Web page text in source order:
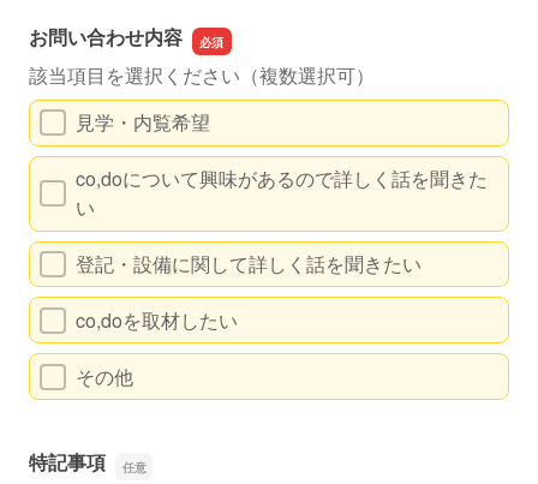
お問い合わせ内容
該当項目を選択ください（複数選択可）
見学・内覧希望
co,doについて興味があるので詳しく話を聞きた
い
登記・設備に関して詳しく話を聞きたい
co,doを取材したい
その他
特記事項